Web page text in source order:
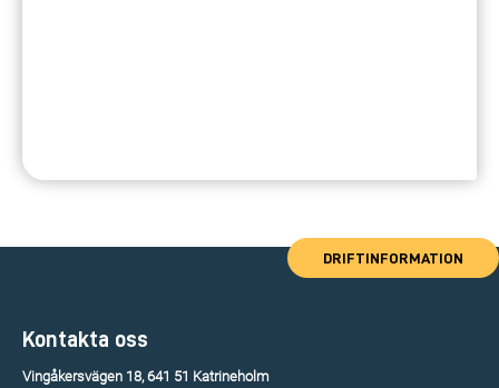
DRIFTINFORMATION
Kontakta oss
Vingåkersvägen 18, 641 51 Katrineholm